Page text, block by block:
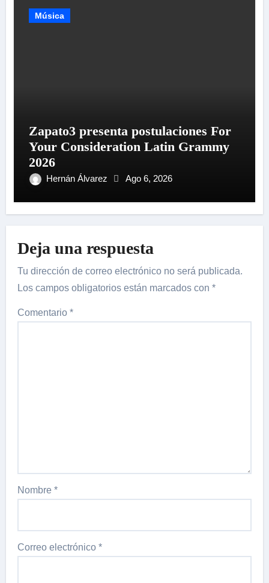
Música
Zapato3 presenta postulaciones For
Your Consideration Latin Grammy
2026
Hernán Álvarez Ago 6, 2026
Deja una respuesta
Tu dirección de correo electrónico no será publicada.
Los campos obligatorios están marcados con*
Comentario*
Nombre*
Correo electrónico*